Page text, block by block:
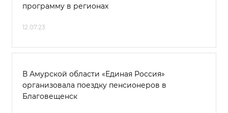
программу в регионах
12.07.23
В Амурской области «Единая Россия»
организовала поездку пенсионеров в
Благовещенск